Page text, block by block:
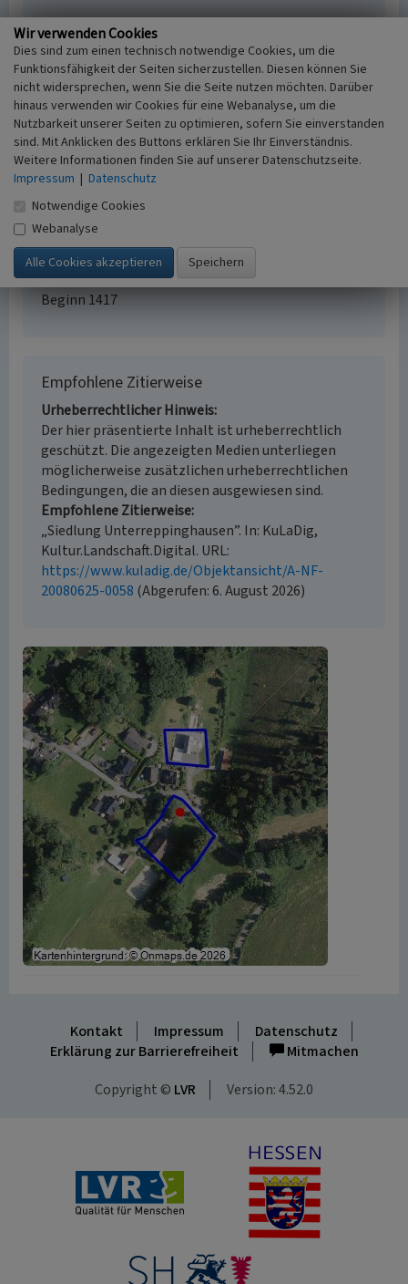
Siedlung Unterreppinghausen
Schlagwörter
Doppelsiedlung
Fachsicht(en)
Kulturlandschaftspflege
Erfassungsmaßstab
i.d.R. 1:5.000 (größer als 1:20.000)
Erfassungsmethode
Auswertung historischer Karten,
Literaturauswertung
Historischer Zeitraum
Beginn 1417
Empfohlene Zitierweise
Urheberrechtlicher Hinweis
Der hier präsentierte Inhalt ist urheberrechtlich
geschützt. Die angezeigten Medien unterliegen
möglicherweise zusätzlichen urheberrechtlichen
Bedingungen, die an diesen ausgewiesen sind.
Empfohlene Zitierweise
„Siedlung Unterreppinghausen”. In: KuLaDig,
Kultur.Landschaft.Digital. URL:
https://www.kuladig.de/Objektansicht/A-NF-
20080625-0058 (Abgerufen: 6. August 2026)
Kontakt Impressum
Datenschutz
Erklärung zur Barrierefreiheit
Mitmachen
Copyright © LVR Version: 4.52.0
Wir verwenden Cookies
Dies sind zum einen technisch notwendige Cookies, um die
Funktionsfähigkeit der Seiten sicherzustellen. Diesen können Sie
nicht widersprechen, wenn Sie die Seite nutzen möchten. Darüber
hinaus verwenden wir Cookies für eine Webanalyse, um die
Nutzbarkeit unserer Seiten zu optimieren, sofern Sie einverstanden
sind. Mit Anklicken des Buttons erklären Sie Ihr Einverständnis.
Weitere Informationen finden Sie auf unserer Datenschutzseite.
Impressum | Datenschutz
Notwendige Cookies
Webanalyse